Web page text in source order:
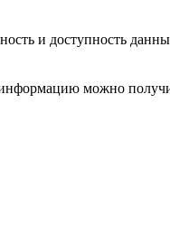
и доступность
можно